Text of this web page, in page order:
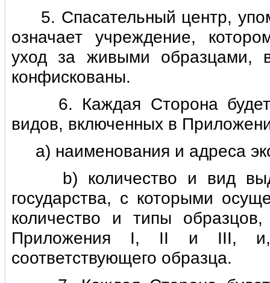
5. Спасательный центр,
означает учреждение,
уход за живыми образцами,
конфискованы.
6. Каждая Сторона будет
видов, включенных в
а) наименования и адреса
b) количество и вид
государства, с которыми
количество и типы
Приложения I, II и III, и,
соответствующего образца.